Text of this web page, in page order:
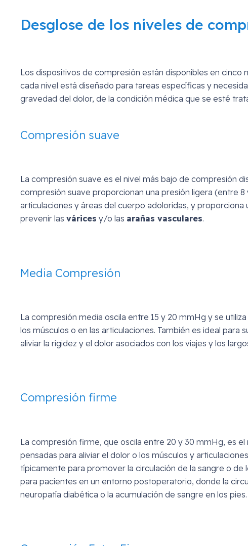
Desglose de los niveles de
Los dispositivos de compresión están disponibles en
cada nivel está diseñado para tareas específicas y
gravedad del dolor, de la condición médica que se esté
Compresión suave
La compresión suave es el nivel más bajo de compresión
compresión suave proporcionan una presión ligera (entre
articulaciones y áreas del cuerpo adoloridas, y
prevenir las várices y/o las arañas vasculares.
Media Compresión
La compresión media oscila entre 15 y 20 mmHg y se
los músculos o en las articulaciones. También es ideal para
aliviar la rigidez y el dolor asociados con los viajes y los
Compresión firme
La compresión firme, que oscila entre 20 y 30 mmHg, es
pensadas para aliviar el dolor o los músculos y
típicamente para promover la circulación de la sangre o
para pacientes en un entorno postoperatorio, donde la
neuropatía diabética o la acumulación de sangre en los pies.